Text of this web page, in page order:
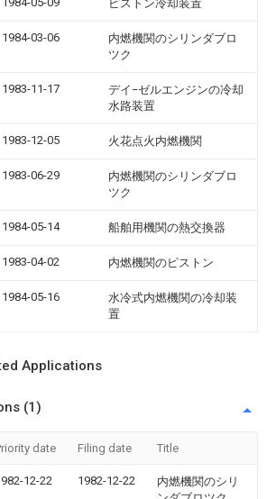
ピストン冷却装置
1984-03-06
内燃機関のシリンダブロ
ツク
1983-11-17
デイ−ゼルエンジンの冷却
水路装置
1983-12-05 火花点火内燃機関
1983-06-29
内燃機関のシリンダブロ
ツク
1984-05-14 船舶用機関の熱交換器
1983-04-02 内燃機関のピストン
1984-05-16
水冷式内燃機関の冷却装
置
Applications
(1)
date Filing date Title
12-22 1982-12-22
内燃機関のシリ